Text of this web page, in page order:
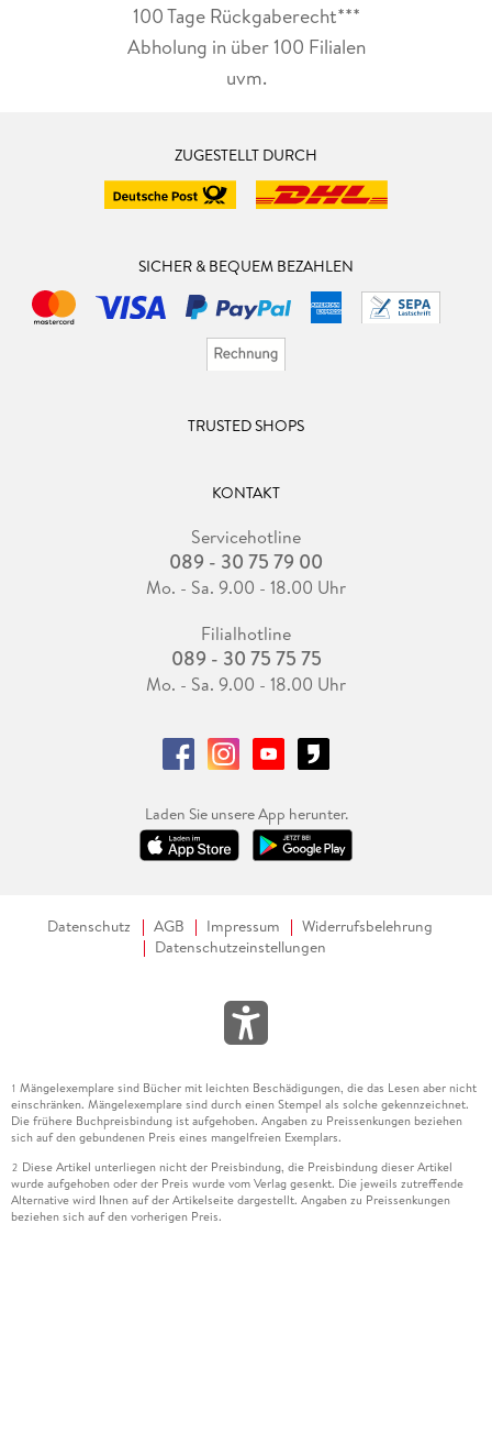
100 Tage Rückgaberecht***
Abholung in über 100 Filialen
uvm.
ZUGESTELLT DURCH
SICHER & BEQUEM BEZAHLEN
TRUSTED SHOPS
KONTAKT
Servicehotline
089 - 30 75 79 00
Mo. - Sa. 9.00 - 18.00 Uhr
Filialhotline
089 - 30 75 75 75
Mo. - Sa. 9.00 - 18.00 Uhr
Laden Sie unsere App herunter.
Datenschutz AGB Impressum
Widerrufsbelehrung
Datenschutzeinstellungen
1 Mängelexemplare sind Bücher mit leichten Beschädigungen, die das Lesen aber nicht
einschränken. Mängelexemplare sind durch einen Stempel als solche gekennzeichnet.
Die frühere Buchpreisbindung ist aufgehoben. Angaben zu Preissenkungen beziehen
sich auf den gebundenen Preis eines mangelfreien Exemplars.
2 Diese Artikel unterliegen nicht der Preisbindung, die Preisbindung dieser Artikel
wurde aufgehoben oder der Preis wurde vom Verlag gesenkt. Die jeweils zutreffende
Alternative wird Ihnen auf der Artikelseite dargestellt. Angaben zu Preissenkungen
beziehen sich auf den vorherigen Preis.